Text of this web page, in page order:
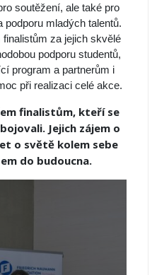
soutěžení, ale také pro
mladých talentů.
za jejich skvělé
podporu studentů,
program a partnerům i
při realizaci celé akce.
finalistům, kteří se
Jejich zájem o
o světě kolem sebe
do budoucna.